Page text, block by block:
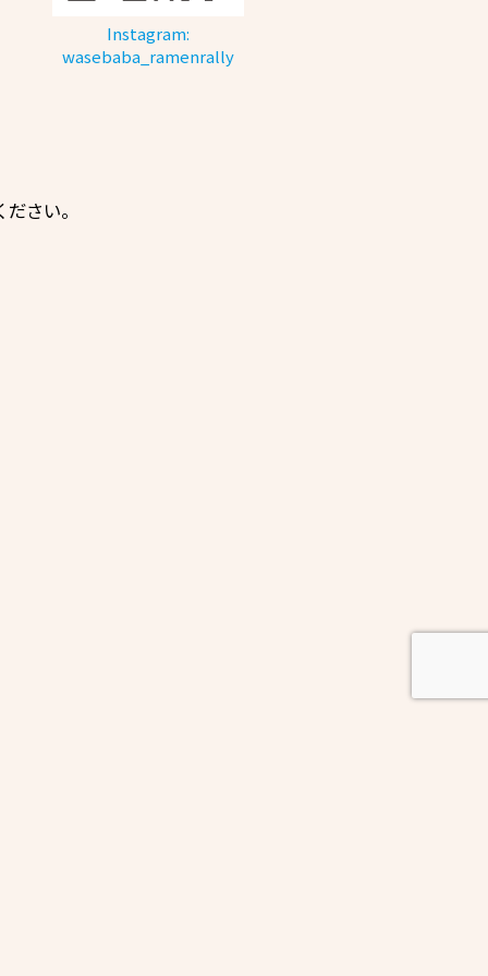
Instagram:
wasebaba_ramenrally
さい。